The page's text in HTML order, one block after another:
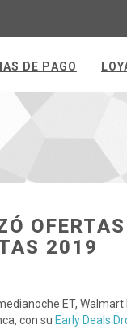
DE PAGO
2019
ET,
con su Early Deals